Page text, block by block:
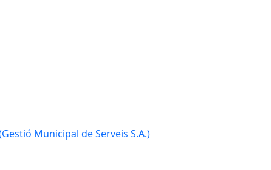
Municipal de Serveis S.A.)